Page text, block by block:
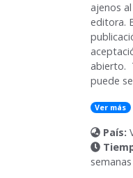
ajenos
editora.
abierto.
puede
Ver más
País:
semanas